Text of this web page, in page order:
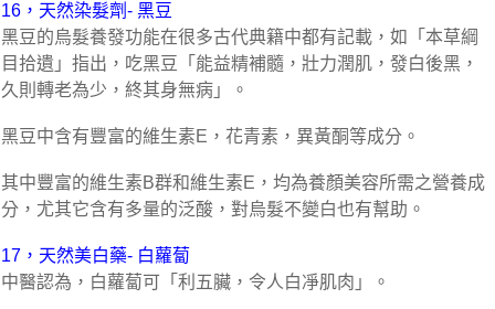
16，天然染髮劑- 黑豆
黑豆的烏髮養發功能在很多古代典籍中都有記載，如「本草綱
目拾遺」指出，吃黑豆「能益精補髓，壯力潤肌，發白後黑，
久則轉老為少，終其身無病」。
黑豆中含有豐富的維生素E，花青素，異黃酮等成分。
其中豐富的維生素B群和維生素E，均為養顏美容所需之營養成
分，尤其它含有多量的泛酸，對烏髮不變白也有幫助。
17，天然美白藥- 白蘿蔔
中醫認為，白蘿蔔可「利五臟，令人白凈肌肉」。